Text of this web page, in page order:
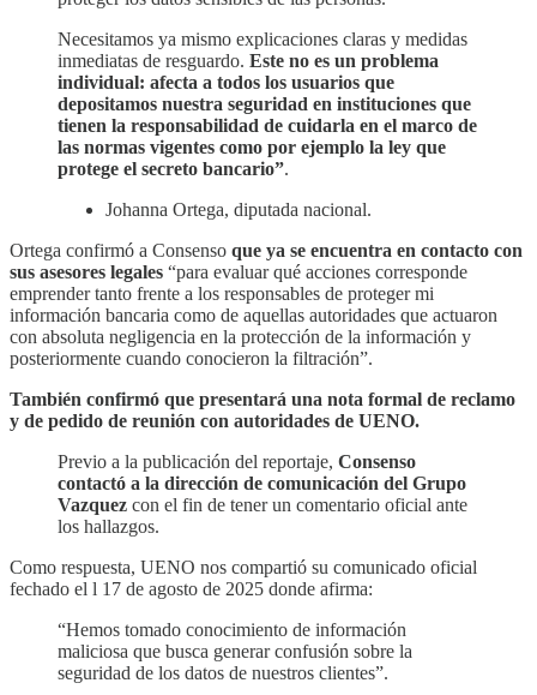
Necesitamos ya mismo explicaciones claras y medidas
inmediatas de resguardo. Este no es un problema
individual: afecta a todos los usuarios que
depositamos nuestra seguridad en instituciones que
tienen la responsabilidad de cuidarla en el marco de
las normas vigentes como por ejemplo la ley que
protege el secreto bancario”.
Johanna Ortega, diputada nacional.
Ortega confirmó a Consenso que ya se encuentra en contacto con
sus asesores legales “para evaluar qué acciones corresponde
emprender tanto frente a los responsables de proteger mi
información bancaria como de aquellas autoridades que actuaron
con absoluta negligencia en la protección de la información y
posteriormente cuando conocieron la filtración”.
También confirmó que presentará una nota formal de reclamo
y de pedido de reunión con autoridades de UENO.
Previo a la publicación del reportaje, Consenso
contactó a la dirección de comunicación del Grupo
Vazquez con el fin de tener un comentario oficial ante
los hallazgos.
Como respuesta, UENO nos compartió su comunicado oficial
fechado el l 17 de agosto de 2025 donde afirma:
“Hemos tomado conocimiento de información
maliciosa que busca generar confusión sobre la
seguridad de los datos de nuestros clientes”.